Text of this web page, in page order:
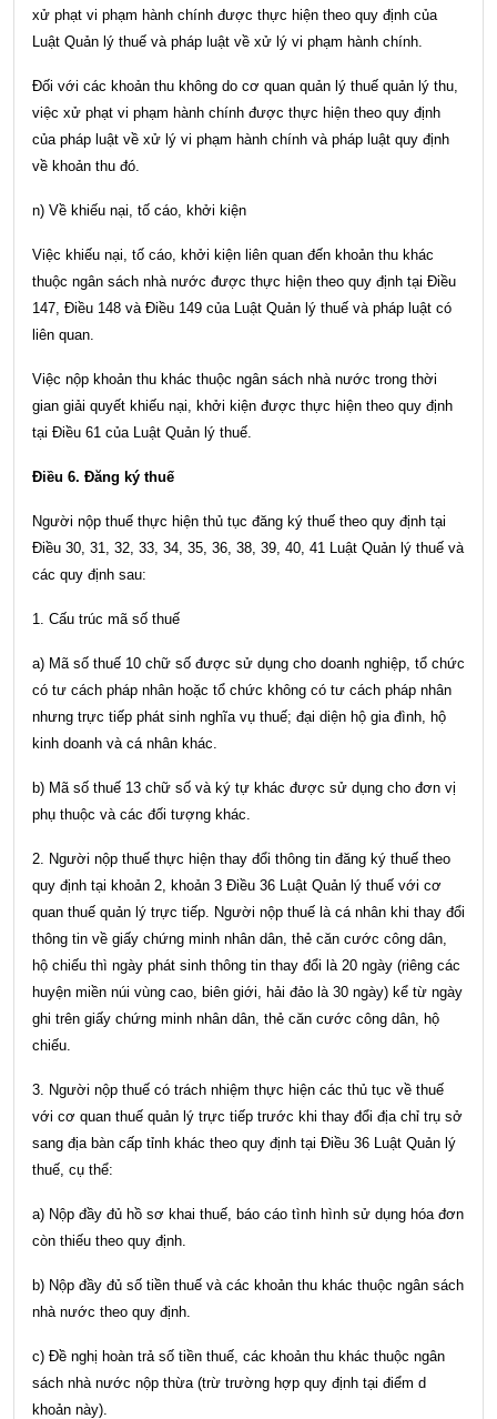
xử phạt vi phạm hành chính được thực hiện theo quy định của
Luật Quản lý thuế và pháp luật về xử lý vi phạm hành chính.
Đối với các khoản thu không do cơ quan quản lý thuế quản lý thu,
việc xử phạt vi phạm hành chính được thực hiện theo quy định
của pháp luật về xử lý vi phạm hành chính và pháp luật quy định
về khoản thu đó.
n) Về khiếu nại, tố cáo, khởi kiện
Việc khiếu nại, tố cáo, khởi kiện liên quan đến khoản thu khác
thuộc ngân sách nhà nước được thực hiện theo quy định tại Điều
147, Điều 148 và Điều 149 của Luật Quản lý thuế và pháp luật có
liên quan.
Việc nộp khoản thu khác thuộc ngân sách nhà nước trong thời
gian giải quyết khiếu nại, khởi kiện được thực hiện theo quy định
tại Điều 61 của Luật Quản lý thuế.
Điều 6. Đăng ký thuế
Người nộp thuế thực hiện thủ tục đăng ký thuế theo quy định tại
Điều 30, 31, 32, 33, 34, 35, 36, 38, 39, 40, 41 Luật Quản lý thuế và
các quy định sau:
1. Cấu trúc mã số thuế
a) Mã số thuế 10 chữ số được sử dụng cho doanh nghiệp, tổ chức
có tư cách pháp nhân hoặc tổ chức không có tư cách pháp nhân
nhưng trực tiếp phát sinh nghĩa vụ thuế; đại diện hộ gia đình, hộ
kinh doanh và cá nhân khác.
b) Mã số thuế 13 chữ số và ký tự khác được sử dụng cho đơn vị
phụ thuộc và các đối tượng khác.
2. Người nộp thuế thực hiện thay đổi thông tin đăng ký thuế theo
quy định tại khoản 2, khoản 3 Điều 36 Luật Quản lý thuế với cơ
quan thuế quản lý trực tiếp. Người nộp thuế là cá nhân khi thay đổi
thông tin về giấy chứng minh nhân dân, thẻ căn cước công dân,
hộ chiếu thì ngày phát sinh thông tin thay đổi là 20 ngày (riêng các
huyện miền núi vùng cao, biên giới, hải đảo là 30 ngày) kể từ ngày
ghi trên giấy chứng minh nhân dân, thẻ căn cước công dân, hộ
chiếu.
3. Người nộp thuế có trách nhiệm thực hiện các thủ tục về thuế
với cơ quan thuế quản lý trực tiếp trước khi thay đổi địa chỉ trụ sở
sang địa bàn cấp tỉnh khác theo quy định tại Điều 36 Luật Quản lý
thuế, cụ thể:
a) Nộp đầy đủ hồ sơ khai thuế, báo cáo tình hình sử dụng hóa đơn
còn thiếu theo quy định.
b) Nộp đầy đủ số tiền thuế và các khoản thu khác thuộc ngân sách
nhà nước theo quy định.
c) Đề nghị hoàn trả số tiền thuế, các khoản thu khác thuộc ngân
sách nhà nước nộp thừa (trừ trường hợp quy định tại điểm d
khoản này).